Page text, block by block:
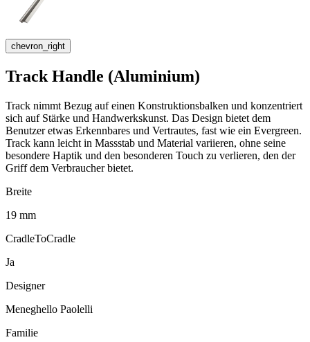
chevron_right
Track Handle (Aluminium)
Track nimmt Bezug auf einen Konstruktionsbalken und konzentriert
sich auf Stärke und Handwerkskunst. Das Design bietet dem
Benutzer etwas Erkennbares und Vertrautes, fast wie ein Evergreen.
Track kann leicht in Massstab und Material variieren, ohne seine
besondere Haptik und den besonderen Touch zu verlieren, den der
Griff dem Verbraucher bietet.
Breite
19 mm
CradleToCradle
Ja
Designer
Meneghello Paolelli
Familie